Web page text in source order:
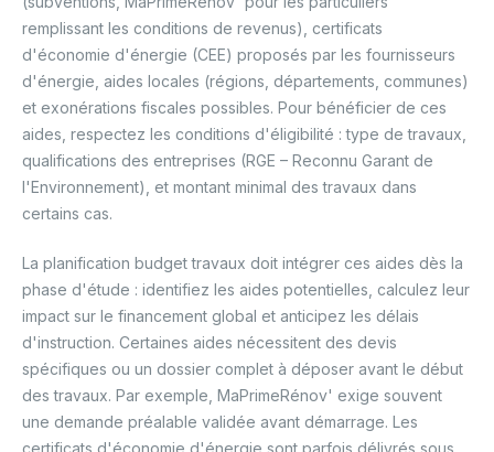
remplissant les conditions de revenus), certificats
d'économie d'énergie (CEE) proposés par les fournisseurs
d'énergie, aides locales (régions, départements, communes)
et exonérations fiscales possibles. Pour bénéficier de ces
aides, respectez les conditions d'éligibilité : type de travaux,
qualifications des entreprises (RGE – Reconnu Garant de
l'Environnement), et montant minimal des travaux dans
certains cas.
La planification budget travaux doit intégrer ces aides dès la
phase d'étude : identifiez les aides potentielles, calculez leur
impact sur le financement global et anticipez les délais
d'instruction. Certaines aides nécessitent des devis
spécifiques ou un dossier complet à déposer avant le début
des travaux. Par exemple, MaPrimeRénov' exige souvent
une demande préalable validée avant démarrage. Les
certificats d'économie d'énergie sont parfois délivrés sous